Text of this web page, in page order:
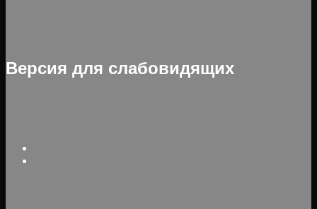
Версия для слабовидящих